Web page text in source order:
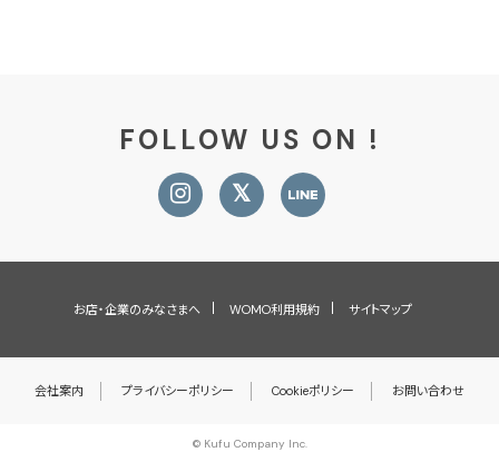
FOLLOW US ON !
お店・企業のみなさまへ WOMO利用規約 サイトマップ
会社案内 プライバシーポリシー Cookieポリシー お問い合わせ
© Kufu Company Inc.